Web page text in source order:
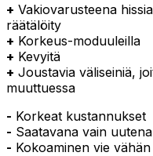
+ Vakiovarusteena
räätälöity
+ Korkeus-moduuleilla
+ Kevyitä
+ Joustavia väliseiniä,
muuttuessa
- Korkeat kustannukset
- Saatavana vain
- Kokoaminen vie